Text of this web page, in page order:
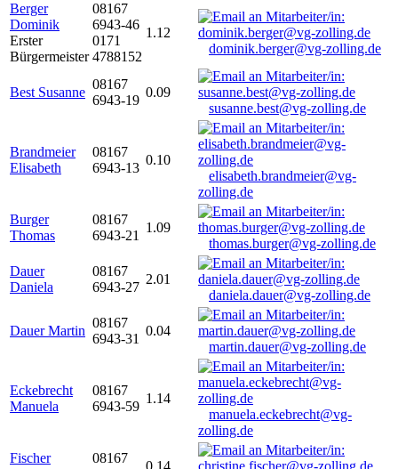
Berger
Dominik
Erster
Bürgermeister
08167
6943-46
0171
4788152
1.12
dominik.berger@vg-zolling.de
Best Susanne
08167
6943-19
0.09
susanne.best@vg-zolling.de
Brandmeier
Elisabeth
08167
6943-13
0.10
elisabeth.brandmeier@vg-
zolling.de
Burger
Thomas
08167
6943-21
1.09
thomas.burger@vg-zolling.de
Dauer
Daniela
08167
6943-27
2.01
daniela.dauer@vg-zolling.de
Dauer Martin
08167
6943-31
0.04
martin.dauer@vg-zolling.de
Eckebrecht
Manuela
08167
6943-59
1.14
manuela.eckebrecht@vg-
zolling.de
Fischer
08167